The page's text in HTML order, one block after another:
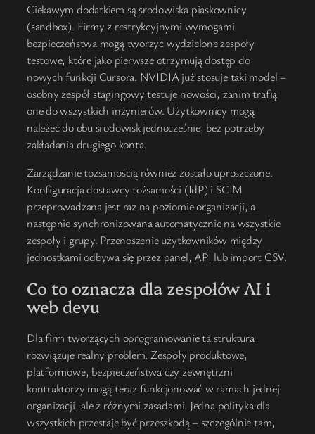
Ciekawym dodatkiem są środowiska piaskownicy
(sandbox). Firmy z restrykcyjnymi wymogami
bezpieczeństwa mogą tworzyć wydzielone zespoły
testowe, które jako pierwsze otrzymują dostęp do
nowych funkcji Cursora. NVIDIA już stosuje taki model –
osobny zespół stagingowy testuje nowości, zanim trafią
one do wszystkich inżynierów. Użytkownicy mogą
należeć do obu środowisk jednocześnie, bez potrzeby
zakładania drugiego konta.
Zarządzanie tożsamością również zostało uproszczone.
Konfiguracja dostawcy tożsamości (IdP) i SCIM
przeprowadzana jest raz na poziomie organizacji, a
następnie synchronizowana automatycznie na wszystkie
zespoły i grupy. Przenoszenie użytkowników między
jednostkami odbywa się przez panel, API lub import CSV.
Co to oznacza dla zespołów AI i
web devu
Dla firm tworzących oprogramowanie ta struktura
rozwiązuje realny problem. Zespoły produktowe,
platformowe, bezpieczeństwa czy zewnętrzni
kontraktorzy mogą teraz funkcjonować w ramach jednej
organizacji, ale z różnymi zasadami. Jedna polityka dla
wszystkich przestaje być przeszkodą – szczególnie tam,